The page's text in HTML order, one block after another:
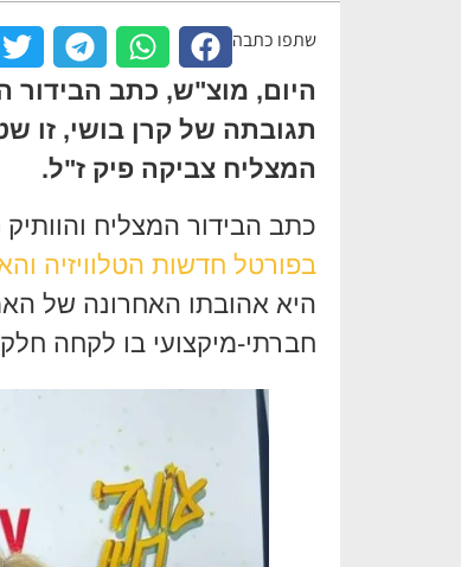
שתפו כתבה
היום, מוצ"ש, כתב הבידור
תגובתה של קרן בושי, זו
המצליח צביקה פיק ז"ל.
כתב הבידור המצליח
בפורטל חדשות הטלוויזיה
היא אהובתו האחרונה של
חברתי-מיקצועי בו לקחה